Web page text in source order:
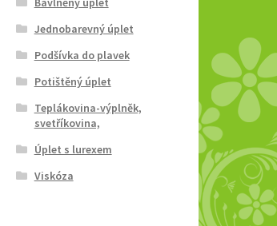
Jednobarevný úplet
Podšívka do plavek
Potištěný úplet
Teplákovina-výplněk,
svetříkovina,
Úplet s lurexem
Viskóza